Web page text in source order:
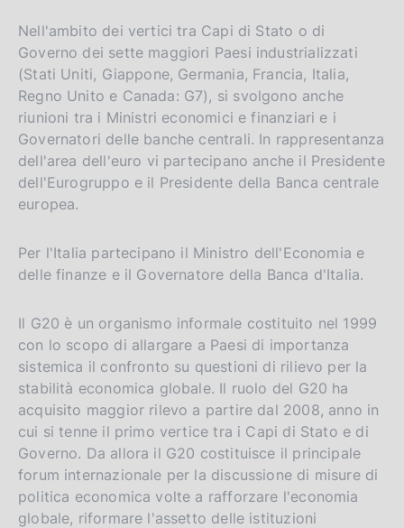
Nell'ambito dei vertici tra Capi di Stato o di
Governo dei sette maggiori Paesi industrializzati
(Stati Uniti, Giappone, Germania, Francia, Italia,
Regno Unito e Canada: G7), si svolgono anche
riunioni tra i Ministri economici e finanziari e i
Governatori delle banche centrali. In rappresentanza
dell'area dell'euro vi partecipano anche il Presidente
dell'Eurogruppo e il Presidente della Banca centrale
europea.
Per l'Italia partecipano il Ministro dell'Economia e
delle finanze e il Governatore della Banca d'Italia.
Il G20 è un organismo informale costituito nel 1999
con lo scopo di allargare a Paesi di importanza
sistemica il confronto su questioni di rilievo per la
stabilità economica globale. Il ruolo del G20 ha
acquisito maggior rilevo a partire dal 2008, anno in
cui si tenne il primo vertice tra i Capi di Stato e di
Governo. Da allora il G20 costituisce il principale
forum internazionale per la discussione di misure di
politica economica volte a rafforzare l'economia
globale, riformare l'assetto delle istituzioni